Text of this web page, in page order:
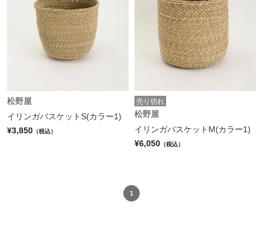
松野屋
イリンガバスケットS(カラー1)
¥3,850 （税込）
売り切れ
松野屋
イリンガバスケットM(カラー1)
¥6,050 （税込）
1